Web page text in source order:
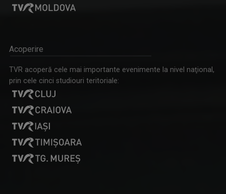
Acoperire
TVR acoperă cele mai importante evenimente la nivel naţional,
prin cele cinci studiouri teritoriale: